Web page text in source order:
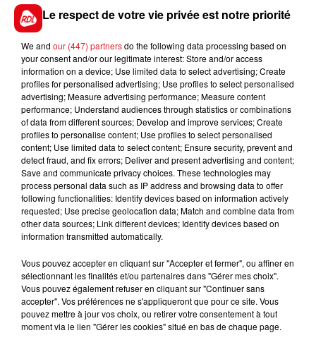
12 KLARA DE VANDEL
: Elle sera à suivre durant le
meeting d'hiver, en attendant elle va se frotter à
quelques clients qui auront cette courses comme
objectif. 4/5éme.
******
En direct des pistes
FILS D'ACTUS
15 juillet 2026
Le respect de votre vie privée est notre priorité
We and our (447) partnersdo the following data processing based on
your consent and/or our legitimate interest: Store and/or access
information on a device; Use limited data to select advertising; Create
profiles for personalised advertising; Use profiles to select personalised
advertising; Measure advertising performance; Measure content
performance; Understand audiences through statistics or combinations
of data from different sources; Develop and improve services; Create
profiles to personalise content; Use profiles to select personalised
content; Use limited data to select content; Ensure security, prevent and
detect fraud, and fix errors; Deliver and present advertising and content;
Save and communicate privacy choices. These technologies may
process personal data such as IP address and browsing data to offer
following functionalities: Identify devices based on information actively
requested; Use precise geolocation data; Match and combine data from
other data sources; Link different devices; Identify devices based on
information transmitted automatically.
Vous pouvez accepter en cliquant sur "Accepter et fermer", ou affiner en
sélectionnant les finalités et/ou partenaires dans "Gérer mes choix".
Vous pouvez également refuser en cliquant sur "Continuer sans
accepter". Vos préférences ne s'appliqueront que pour ce site. Vous
pouvez mettre à jour vos choix, ou retirer votre consentement à tout
moment via le lien "Gérer les cookies" situé en bas de chaque page.